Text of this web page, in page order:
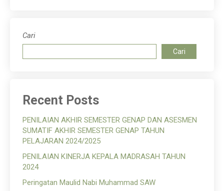
Cari
Cari
Recent Posts
PENILAIAN AKHIR SEMESTER GENAP DAN ASESMEN
SUMATIF AKHIR SEMESTER GENAP TAHUN
PELAJARAN 2024/2025
PENILAIAN KINERJA KEPALA MADRASAH TAHUN
2024
Peringatan Maulid Nabi Muhammad SAW